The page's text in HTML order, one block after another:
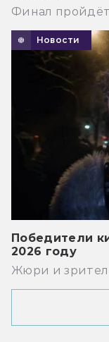
Финал пройдёт
Новости
Победители
2026 году
Жюри и